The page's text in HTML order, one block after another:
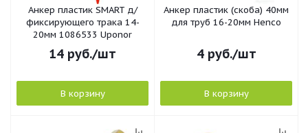
Анкер пластик SMART д/
фиксирующего трака 14-
20мм 1086533 Uponor
14 руб./шт
В корзину
Анкер пластик (скоба) 40мм
для труб 16-20мм Henco
4руб./шт
В корзину